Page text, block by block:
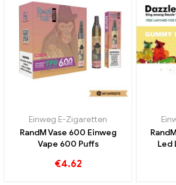
Einweg E-Zigaretten
RandM Vase 600 Einweg
Vape 600 Puffs
€4.62
Led